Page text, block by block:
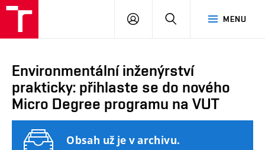
Brno
MENU
PŘIHLÁSIT
Environmentální inženýrství
prakticky: přihlaste se do nového
Micro Degree programu na VUT
Obsah už je v archivu.